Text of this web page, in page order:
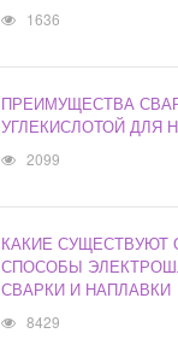
1636
ПРЕИМУЩЕСТВА
УГЛЕКИСЛОТОЙ ДЛЯ
2099
КАКИЕ СУЩЕСТВУЮТ
СПОСОБЫ
СВАРКИ И НАПЛАВКИ
8429